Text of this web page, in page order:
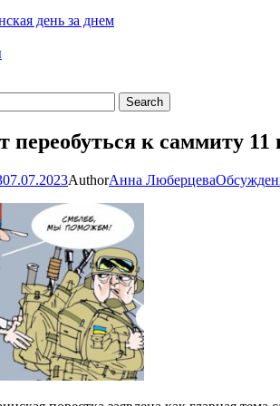
день за днем
к саммиту 11
07.07.2023AuthorАнна Люберцева